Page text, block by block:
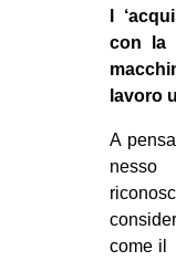
l
con la
lavoro
A
come il